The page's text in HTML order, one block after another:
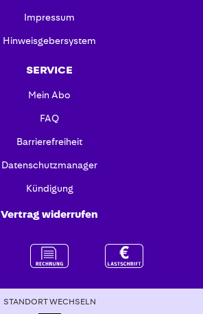
Impressum
Hinweisgebersystem
SERVICE
Mein Abo
FAQ
Barrierefreiheit
Datenschutzmanager
Kündigung
Vertrag widerrufen
STANDORT WECHSELN